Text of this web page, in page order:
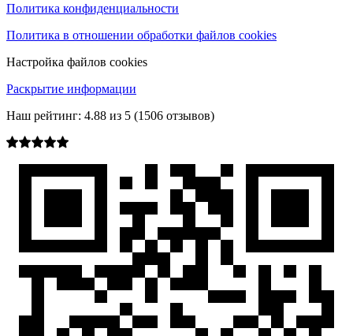
Политика конфиденциальности
Политика в отношении обработки файлов cookies
Настройка файлов cookies
Раскрытие информации
Наш рейтинг: 4.88 из 5 (1506 отзывов)